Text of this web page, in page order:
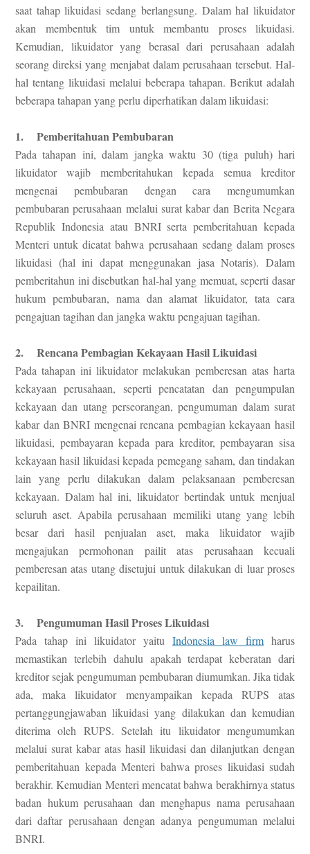
saat tahap likuidasi sedang berlangsung. Dalam hal likuidator
akan membentuk tim untuk membantu proses likuidasi.
Kemudian, likuidator yang berasal dari perusahaan adalah
seorang direksi yang menjabat dalam perusahaan tersebut. Hal-
hal tentang likuidasi melalui beberapa tahapan. Berikut adalah
beberapa tahapan yang perlu diperhatikan dalam likuidasi:
1. Pemberitahuan Pembubaran
Pada tahapan ini, dalam jangka waktu 30 (tiga puluh) hari
likuidator wajib memberitahukan kepada semua kreditor
mengenai pembubaran dengan cara mengumumkan
pembubaran perusahaan melalui surat kabar dan Berita Negara
Republik Indonesia atau BNRI serta pemberitahuan kepada
Menteri untuk dicatat bahwa perusahaan sedang dalam proses
likuidasi (hal ini dapat menggunakan jasa Notaris). Dalam
pemberitahun ini disebutkan hal-hal yang memuat, seperti dasar
hukum pembubaran, nama dan alamat likuidator, tata cara
pengajuan tagihan dan jangka waktu pengajuan tagihan.
2. Rencana Pembagian Kekayaan Hasil Likuidasi
Pada tahapan ini likuidator melakukan pemberesan atas harta
kekayaan perusahaan, seperti pencatatan dan pengumpulan
kekayaan dan utang perseorangan, pengumuman dalam surat
kabar dan BNRI mengenai rencana pembagian kekayaan hasil
likuidasi, pembayaran kepada para kreditor, pembayaran sisa
kekayaan hasil likuidasi kepada pemegang saham, dan tindakan
lain yang perlu dilakukan dalam pelaksanaan pemberesan
kekayaan. Dalam hal ini, likuidator bertindak untuk menjual
seluruh aset. Apabila perusahaan memiliki utang yang lebih
besar dari hasil penjualan aset, maka likuidator wajib
mengajukan permohonan pailit atas perusahaan kecuali
pemberesan atas utang disetujui untuk dilakukan di luar proses
kepailitan.
3. Pengumuman Hasil Proses Likuidasi
Pada tahap ini likuidator yaitu Indonesia law firm harus
memastikan terlebih dahulu apakah terdapat keberatan dari
kreditor sejak pengumuman pembubaran diumumkan. Jika tidak
ada, maka likuidator menyampaikan kepada RUPS atas
pertanggungjawaban likuidasi yang dilakukan dan kemudian
diterima oleh RUPS. Setelah itu likuidator mengumumkan
melalui surat kabar atas hasil likuidasi dan dilanjutkan dengan
pemberitahuan kepada Menteri bahwa proses likuidasi sudah
berakhir. Kemudian Menteri mencatat bahwa berakhirnya status
badan hukum perusahaan dan menghapus nama perusahaan
dari daftar perusahaan dengan adanya pengumuman melalui
BNRI.